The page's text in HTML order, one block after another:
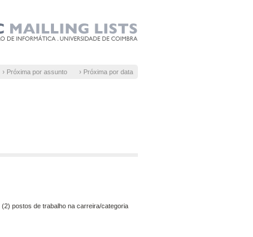
› Próxima por assunto › Próxima por data
(2) postos de trabalho na carreira/categoria